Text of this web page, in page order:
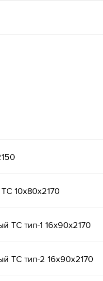
10x80x2170
ТС тип-1 16x90x2170
ТС тип-2 16x90x2170